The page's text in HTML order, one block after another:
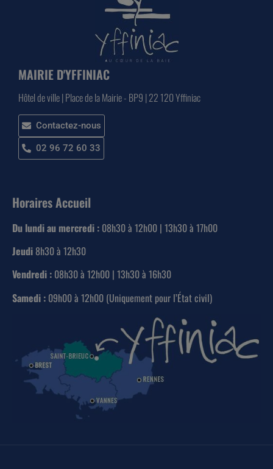
MAIRIE D'YFFINIAC
Hôtel de ville | Place de la Mairie - BP9 | 22 120 Yffiniac
Contactez-nous
02 96 72 60 33
Horaires Accueil
Du lundi au mercredi : 08h30 à 12h00 | 13h30 à 17h00
Jeudi 8h30 à 12h30
Vendredi : 08h30 à 12h00 | 13h30 à 16h30
Samedi : 09h00 à 12h00 (Uniquement pour l’État civil)